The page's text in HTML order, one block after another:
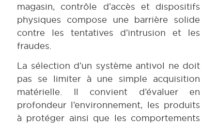
magasin, contrôle d’accès et dispositifs
physiques compose une barrière solide
contre les tentatives d’intrusion et les
fraudes.
La sélection d’un système antivol ne doit
pas se limiter à une simple acquisition
matérielle. Il convient d’évaluer en
profondeur l’environnement, les produits
à protéger ainsi que les comportements